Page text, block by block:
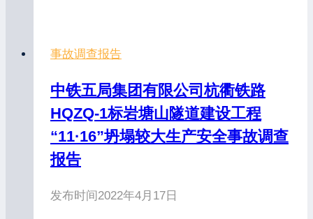
事故调查报告
中铁五局集团有限公司杭衢铁路
HQZQ-1标岩塘山隧道建设工程
“11·16”坍塌较大生产安全事故调查
报告
发布时间2022年4月17日